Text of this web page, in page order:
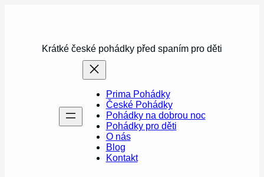
Krátké české pohádky před spaním pro děti
Prima Pohádky
České Pohádky
Pohádky na dobrou noc
Pohádky pro děti
O nás
Blog
Kontakt